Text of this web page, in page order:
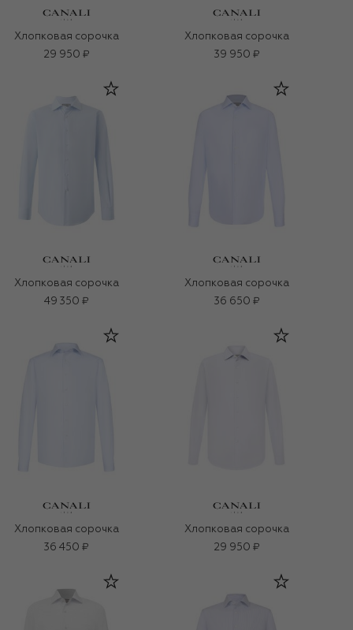
Хлопковая сорочка
29 950 ₽
Хлопковая сорочка
39 950 ₽
Хлопковая сорочка
49 350 ₽
Хлопковая сорочка
36 650 ₽
Хлопковая сорочка
36 450 ₽
Хлопковая сорочка
29 950 ₽